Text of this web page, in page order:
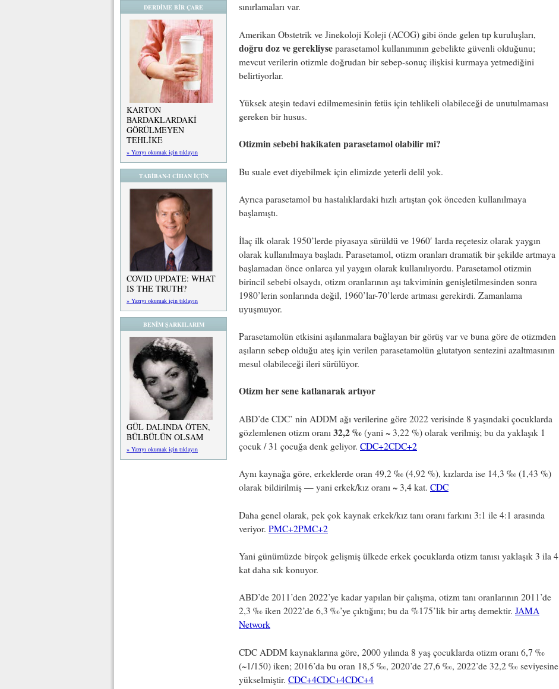
DERDİME BİR ÇARE
KARTON
BARDAKLARDAKİ
GÖRÜLMEYEN
TEHLİKE
» Yazıyı okumak için tıklayın
TABİBAN-I CİHAN İÇÜN
COVID UPDATE: WHAT
IS THE TRUTH?
» Yazıyı okumak için tıklayın
BENİM ŞARKILARIM
GÜL DALINDA ÖTEN,
BÜLBÜLÜN OLSAM
» Yazıyı okumak için tıklayın
sınırlamaları var.
Amerikan Obstetrik ve Jinekoloji Koleji (ACOG) gibi önde gelen tıp kuruluşları,
doğru doz ve gerekliyse parasetamol kullanımının gebelikte güvenli olduğunu;
mevcut verilerin otizmle doğrudan bir sebep-sonuç ilişkisi kurmaya yetmediğini
belirtiyorlar.
Yüksek ateşin tedavi edilmemesinin fetüs için tehlikeli olabileceği de unutulmaması
gereken bir husus.
Otizmin sebebi hakikaten parasetamol olabilir mi?
Bu suale evet diyebilmek için elimizde yeterli delil yok.
Ayrıca parasetamol bu hastalıklardaki hızlı artıştan çok önceden kullanılmaya
başlamıştı.
İlaç ilk olarak 1950’lerde piyasaya sürüldü ve 1960′ larda reçetesiz olarak yaygın
olarak kullanılmaya başladı. Parasetamol, otizm oranları dramatik bir şekilde artmaya
başlamadan önce onlarca yıl yaygın olarak kullanılıyordu. Parasetamol otizmin
birincil sebebi olsaydı, otizm oranlarının aşı takviminin genişletilmesinden sonra
1980’lerin sonlarında değil, 1960’lar-70’lerde artması gerekirdi. Zamanlama
uyuşmuyor.
Parasetamolün etkisini aşılanmalara bağlayan bir görüş var ve buna göre de otizmden
aşıların sebep olduğu ateş için verilen parasetamolün glutatyon sentezini azaltmasının
mesul olabileceği ileri sürülüyor.
Otizm her sene katlanarak artıyor
ABD’de CDC’ nin ADDM ağı verilerine göre 2022 verisinde 8 yaşındaki çocuklarda
gözlemlenen otizm oranı 32,2 ‰ (yani ~ 3,22 %) olarak verilmiş; bu da yaklaşık 1
çocuk / 31 çocuğa denk geliyor. CDC+2CDC+2
Aynı kaynağa göre, erkeklerde oran 49,2 ‰ (4,92 %), kızlarda ise 14,3 ‰ (1,43 %)
olarak bildirilmiş — yani erkek/kız oranı ~ 3,4 kat. CDC
Daha genel olarak, pek çok kaynak erkek/kız tanı oranı farkını 3:1 ile 4:1 arasında
veriyor. PMC+2PMC+2
Yani günümüzde birçok gelişmiş ülkede erkek çocuklarda otizm tanısı yaklaşık 3 ila 4
kat daha sık konuyor.
ABD’de 2011’den 2022’ye kadar yapılan bir çalışma, otizm tanı oranlarının 2011’de
2,3 ‰ iken 2022’de 6,3 ‰’ye çıktığını; bu da %175’lik bir artış demektir. JAMA
Network
CDC ADDM kaynaklarına göre, 2000 yılında 8 yaş çocuklarda otizm oranı 6,7 ‰
(~1/150) iken; 2016’da bu oran 18,5 ‰, 2020’de 27,6 ‰, 2022’de 32,2 ‰ seviyesine
yükselmiştir. CDC+4CDC+4CDC+4